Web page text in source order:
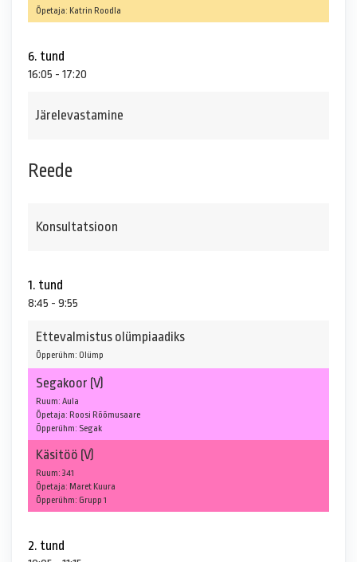
Õpetaja: Katrin Roodla
6. tund
16:05 - 17:20
Järelevastamine
Reede
Konsultatsioon
1. tund
8:45 - 9:55
Ettevalmistus olümpiaadiks
Õpperühm: Olümp
Segakoor (V)
Ruum: Aula
Õpetaja: Roosi Rõõmusaare
Õpperühm: Segak
Käsitöö (V)
Ruum: 341
Õpetaja: Maret Kuura
Õpperühm: Grupp 1
2. tund